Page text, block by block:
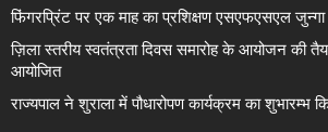
फिंगरप्रिंट पर एक माह का प्रशिक्षण एसएफएसएल
ज़िला स्तरीय स्वतंत्रता दिवस समारोह के आयोजन की
आयोजित
राज्यपाल ने शुराला में पौधारोपण कार्यक्रम का शुभारम्भ